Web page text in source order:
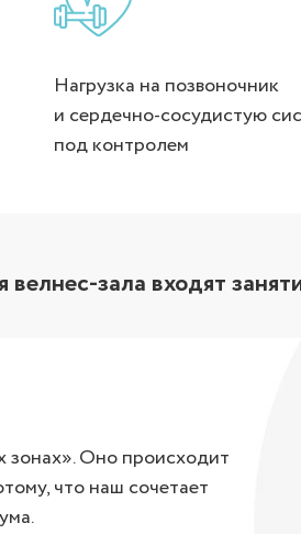
Нагрузка на позвоночник
и сердечно-сосудистую
под контролем
зала входят
зонах». Оно происходит
что наш сочетает